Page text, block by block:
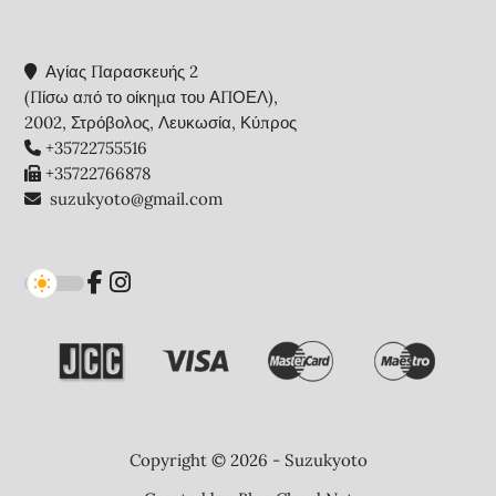
Αγίας Παρασκευής 2
(Πίσω από το οίκημα του ΑΠΟΕΛ),
2002, Στρόβολος, Λευκωσία, Κύπρος
+35722755516
+35722766878
suzukyoto@gmail.com
Copyright © 2026 - Suzukyoto